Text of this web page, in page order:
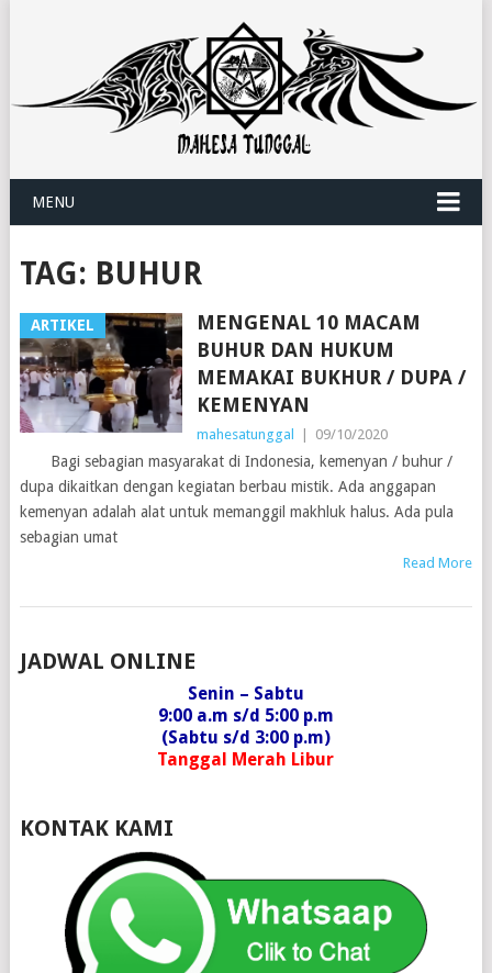
MENU
TAG: BUHUR
ARTIKEL
MENGENAL 10 MACAM
BUHUR DAN HUKUM
MEMAKAI BUKHUR / DUPA /
KEMENYAN
mahesatunggal | 09/10/2020
Bagi sebagian masyarakat di Indonesia, kemenyan / buhur /
dupa dikaitkan dengan kegiatan berbau mistik. Ada anggapan
kemenyan adalah alat untuk memanggil makhluk halus. Ada pula
sebagian umat
Read More
POSTS
JADWAL ONLINE
Senin – Sabtu
9:00 a.m s/d 5:00 p.m
(Sabtu s/d 3:00 p.m)
Tanggal Merah Libur
KONTAK KAMI